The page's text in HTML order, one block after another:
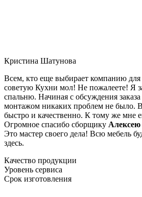
Кристина Шатунова
Всем, кто еще выбирает компанию для
советую Кухни мол! Не пожалеете! Я
спальню. Начиная с обсуждения заказа
монтажом никаких проблем не было.
быстро и качественно. К тому же мне
Огромное спасибо сборщику Алексею
Это мастер своего дела! Всю мебель
здесь.
Качество продукции
Уровень сервиса
Срок изготовления